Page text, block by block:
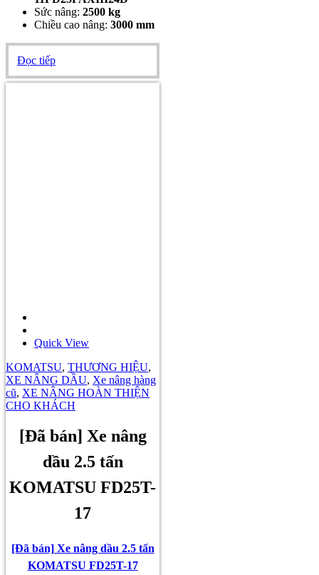
Sức nâng: 2500 kg
Chiều cao nâng: 3000 mm
Đọc tiếp
Quick View
KOMATSU, THƯƠNG HIỆU,
XE NÂNG DẦU, Xe nâng hàng
cũ, XE NÂNG HOÀN THIỆN
CHO KHÁCH
[Đã bán] Xe nâng
dầu 2.5 tấn
KOMATSU FD25T-
17
[Đã bán] Xe nâng dầu 2.5 tấn
KOMATSU FD25T-17